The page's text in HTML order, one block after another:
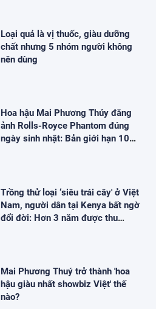
Loại quả là vị thuốc, giàu dưỡng
chất nhưng 5 nhóm người không
nên dùng
Hoa hậu Mai Phương Thúy đăng
ảnh Rolls-Royce Phantom đúng
ngày sinh nhật: Bản giới hạn 10
Trồng thử loại ‘siêu trái cây' ở Việt
Nam, người dân tại Kenya bất ngờ
đổi đời: Hơn 3 năm được thu
Mai Phương Thuý trở thành 'hoa
hậu giàu nhất showbiz Việt' thế
nào?